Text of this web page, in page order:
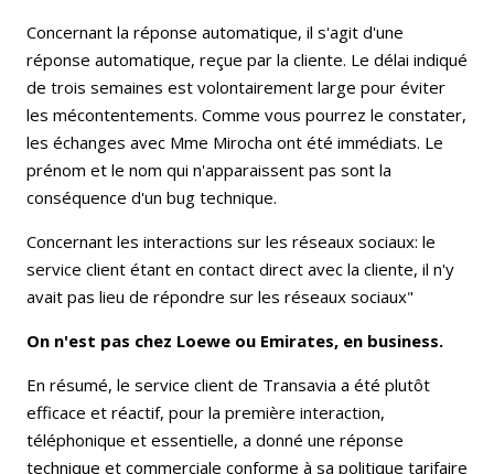
Concernant la réponse automatique, il s'agit d'une
réponse automatique, reçue par la cliente. Le délai indiqué
de trois semaines est volontairement large pour éviter
les mécontentements. Comme vous pourrez le constater,
les échanges avec Mme Mirocha ont été immédiats. Le
prénom et le nom qui n'apparaissent pas sont la
conséquence d'un bug technique.
Concernant les interactions sur les réseaux sociaux: le
service client étant en contact direct avec la cliente, il n'y
avait pas lieu de répondre sur les réseaux sociaux"
On n'est pas chez Loewe ou Emirates, en business.
En résumé, le service client de Transavia a été plutôt
efficace et réactif, pour la première interaction,
téléphonique et essentielle, a donné une réponse
technique et commerciale conforme à sa politique tarifaire